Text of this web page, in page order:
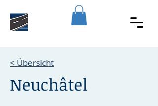
< Übersicht
Neuchâtel